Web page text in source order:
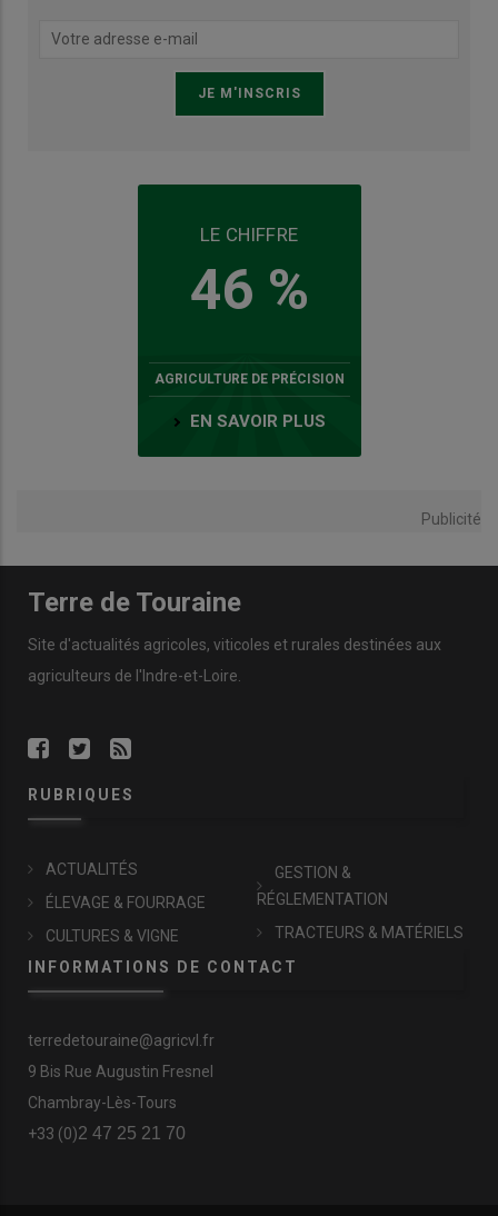
LE CHIFFRE
46 %
AGRICULTURE DE PRÉCISION
EN SAVOIR PLUS
Publicité
Terre de Touraine
Site d'actualités agricoles, viticoles et rurales destinées aux
agriculteurs de l'Indre-et-Loire.
RUBRIQUES
ACTUALITÉS
ÉLEVAGE & FOURRAGE
CULTURES & VIGNE
GESTION &
RÉGLEMENTATION
TRACTEURS & MATÉRIELS
INFORMATIONS DE CONTACT
terredetouraine@agricvl.fr
9 Bis Rue Augustin Fresnel
Chambray-Lès-Tours
+33 (0)2 47 25 21 70